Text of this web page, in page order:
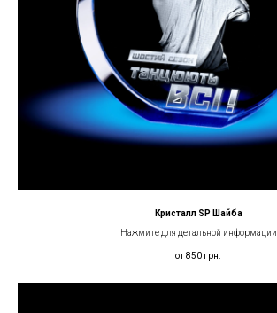
Кристалл SP Шайба
Нажмите для детальной информации
от 850 грн.